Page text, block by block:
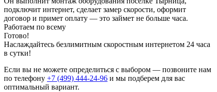
подключит интернет, сделает замер скорости, оформит
договор и примет оплату — это займет не больше часа.
Работаем по всему
Готово!
Наслаждайтесь безлимитным скоростным интернетом 24 часа
в сутки!
Если вы не можете определиться с выбором — позвоните нам
по телефону +7 (499) 444-24-96 и мы подберем для вас
оптимальный вариант.